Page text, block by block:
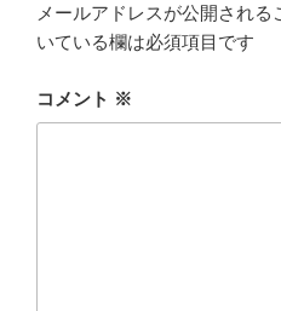
メールアドレスが公開される
いている欄は必須項目です
コメント ※